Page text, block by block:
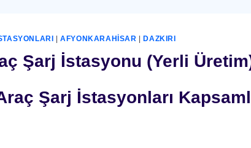
|AFYONKARAHISAR |DAZKIRI
Şarj İstasyonu (Yerli
Şarj İstasyonları